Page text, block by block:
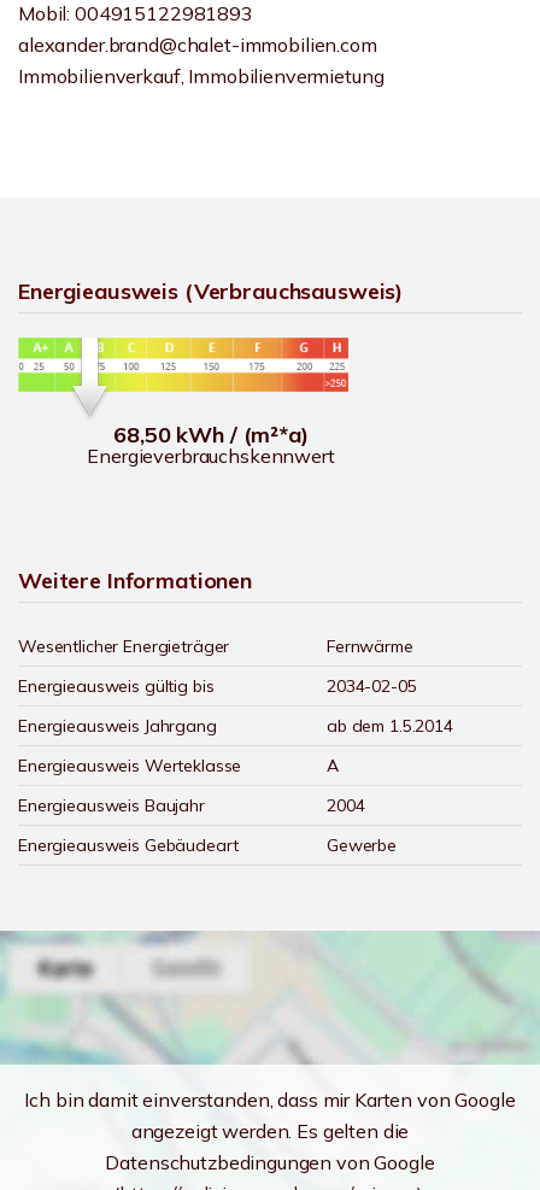
Mobil: 004915122981893
alexander.brand@chalet-immobilien.com
Immobilienverkauf, Immobilienvermietung
Energieausweis (Verbrauchsausweis)
68,50 kWh / (m²*a)
Energieverbrauchskennwert
Weitere Informationen
Wesentlicher Energieträger
Fernwärme
Energieausweis gültig bis
2034-02-05
Energieausweis Jahrgang
ab dem 1.5.2014
Energieausweis Werteklasse
A
Energieausweis Baujahr
2004
Energieausweis Gebäudeart
Gewerbe
Ich bin damit einverstanden, dass mir Karten von Google
angezeigt werden. Es gelten die
Datenschutzbedingungen von Google